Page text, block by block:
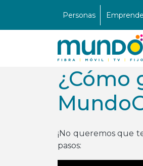
Personas
¿Cómo
¡No queremos que
pasos: